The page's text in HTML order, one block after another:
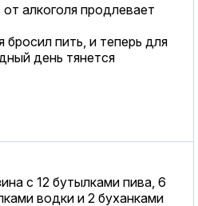
алкоголя продлевает
пить, и теперь для
день тянется
с 12 бутылками пива, 6
водки и 2 буханками